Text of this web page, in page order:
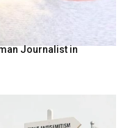
Journalist in